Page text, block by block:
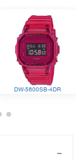
DW-5600SB-4DR